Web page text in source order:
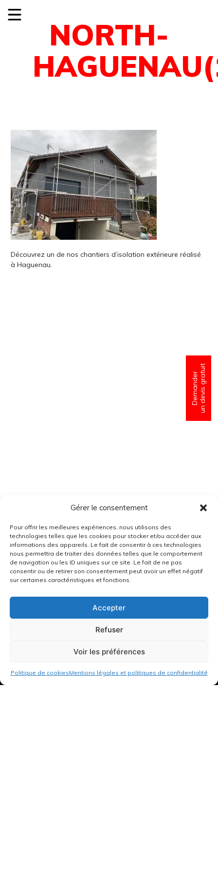
Gérer le consentement
Pour offrir les meilleures expériences, nous utilisons des
technologies telles que les cookies pour stocker et/ou accéder aux
informations des appareils. Le fait de consentir à ces technologies
nous permettra de traiter des données telles que le comportement
de navigation ou les ID uniques sur ce site. Le fait de ne pas
consentir ou de retirer son consentement peut avoir un effet négatif
sur certaines caractéristiques et fonctions.
Accepter
Refuser
Voir les préférences
Politique de cookiesMentions légales et politiques de confidentialité
Demanderun devis gratuit
NORTH-
Découvrez un de nos chantiers d’isolation extérieure réalisé
à Haguenau.